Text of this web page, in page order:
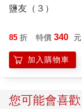
鹽友（３）
85 折 特價 340 元
加入購物車
您可能會喜歡